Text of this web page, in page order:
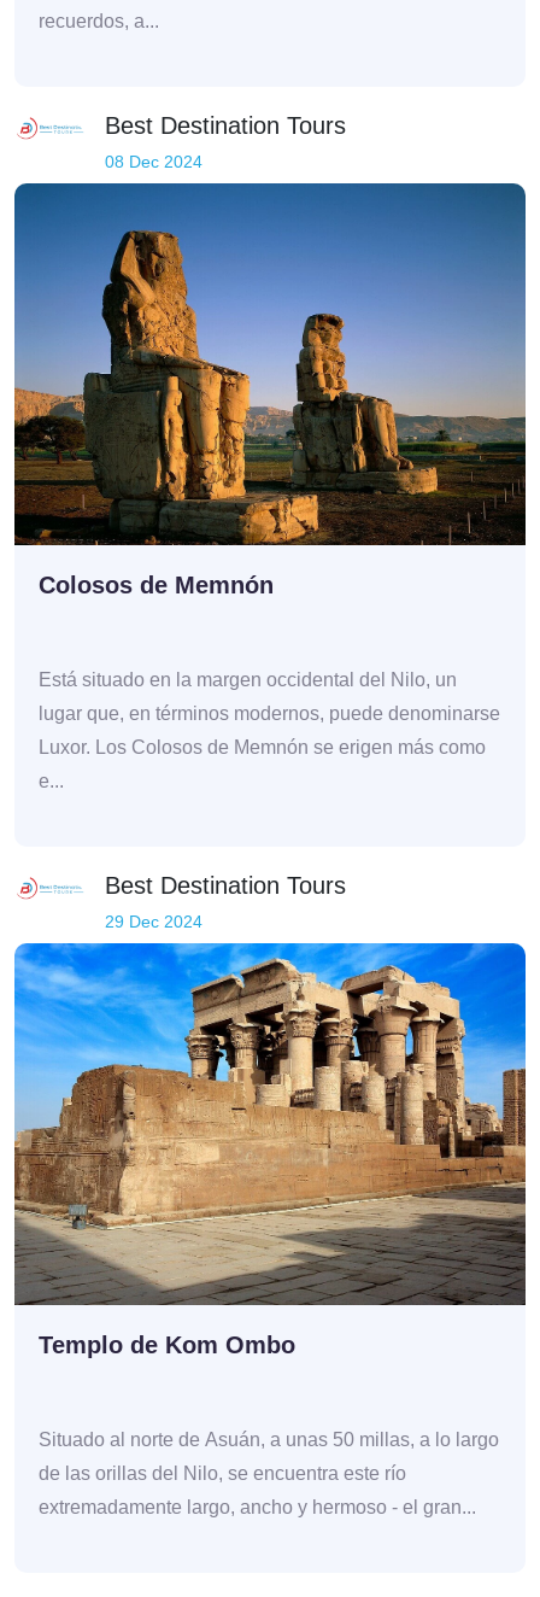
recuerdos, a...
Best Destination Tours
08 Dec 2024
Colosos de Memnón
Está situado en la margen occidental del Nilo, un
lugar que, en términos modernos, puede denominarse
Luxor. Los Colosos de Memnón se erigen más como
e...
Best Destination Tours
29 Dec 2024
Templo de Kom Ombo
Situado al norte de Asuán, a unas 50 millas, a lo largo
de las orillas del Nilo, se encuentra este río
extremadamente largo, ancho y hermoso - el gran...